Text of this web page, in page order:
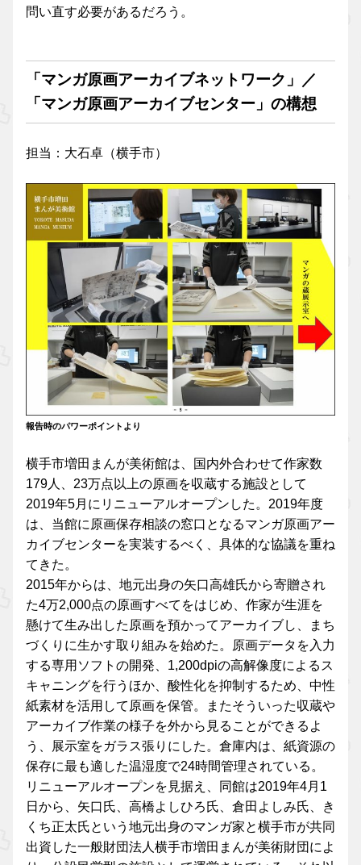
問い直す必要があるだろう。
「マンガ原画アーカイブネットワーク」／
「マンガ原画アーカイブセンター」の構想
担当：大石卓（横手市）
報告時のパワーポイントより
横手市増田まんが美術館は、国内外合わせて作家数
179人、23万点以上の原画を収蔵する施設として
2019年5月にリニューアルオープンした。2019年度
は、当館に原画保存相談の窓口となるマンガ原画アー
カイブセンターを実装するべく、具体的な協議を重ね
てきた。
2015年からは、地元出身の矢口高雄氏から寄贈され
た4万2,000点の原画すべてをはじめ、作家が生涯を
懸けて生み出した原画を預かってアーカイブし、まち
づくりに生かす取り組みを始めた。原画データを入力
する専用ソフトの開発、1,200dpiの高解像度によるス
キャニングを行うほか、酸性化を抑制するため、中性
紙素材を活用して原画を保管。またそういった収蔵や
アーカイブ作業の様子を外から見ることができるよ
う、展示室をガラス張りにした。倉庫内は、紙資源の
保存に最も適した温湿度で24時間管理されている。
リニューアルオープンを見据え、同館は2019年4月1
日から、矢口氏、高橋よしひろ氏、倉田よしみ氏、き
くち正太氏という地元出身のマンガ家と横手市が共同
出資した一般財団法人横手市増田まんが美術財団によ